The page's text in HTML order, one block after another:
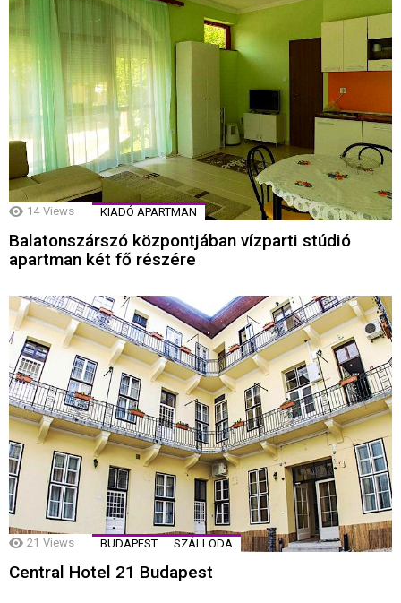
14 Views KIADÓ APARTMAN
Balatonszárszó központjában vízparti stúdió
apartman két fő részére
21 Views BUDAPEST SZÁLLODA
Central Hotel 21 Budapest